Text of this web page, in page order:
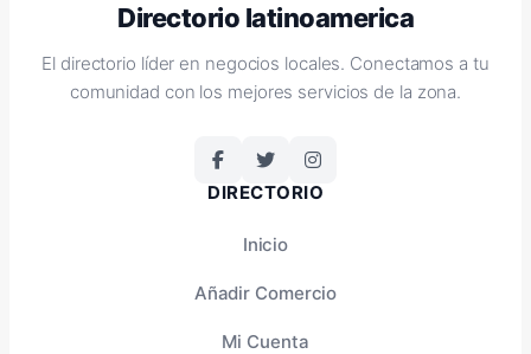
Directorio latinoamerica
El directorio líder en negocios locales. Conectamos a tu
comunidad con los mejores servicios de la zona.
DIRECTORIO
Inicio
Añadir Comercio
Mi Cuenta